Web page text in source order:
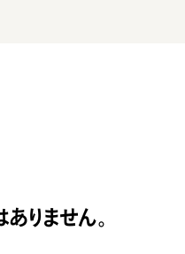
りません。